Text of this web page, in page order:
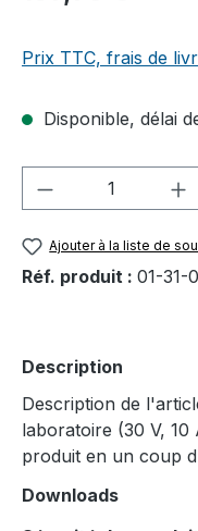
Prix TTC, frais de
Disponible, délai
Quantité de
Ajouter à la liste de
Réf. produit : 01-31-
Description
Description de
laboratoire (30 V,
produit en un coup
Downloads